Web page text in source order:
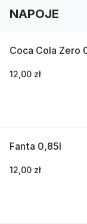
NAPOJE
Coca Cola Zero
12,00 zł
Fanta 0,85l
12,00 zł